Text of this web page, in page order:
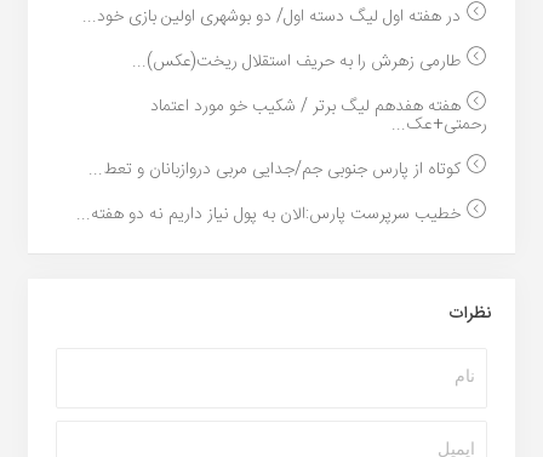
در هفته اول لیگ دسته اول/ دو بوشهری اولین بازی خود...
طارمی زهرش را به حریف استقلال ریخت(عکس)...
هفته هفدهم لیگ برتر / شکیب خو مورد اعتماد
رحمتی+عک...
کوتاه از پارس جنوبی جم/جدایی مربی دروازبانان و تعط...
خطیب سرپرست پارس:الان به پول نیاز داریم نه دو هفته...
نظرات